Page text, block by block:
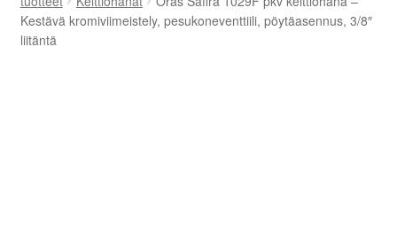
Ostoskori
Kestävä kromiviimeistely, pesukoneventtiili, pöytäasennus, 3/8″
liitäntä